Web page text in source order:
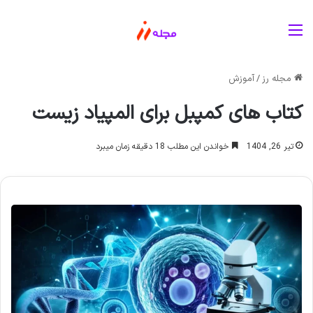
مجله رز/آموزش
کتاب های کمپبل برای المپیاد زیست
تیر 26, 1404 خواندن این مطلب 18 دقیقه زمان میبرد